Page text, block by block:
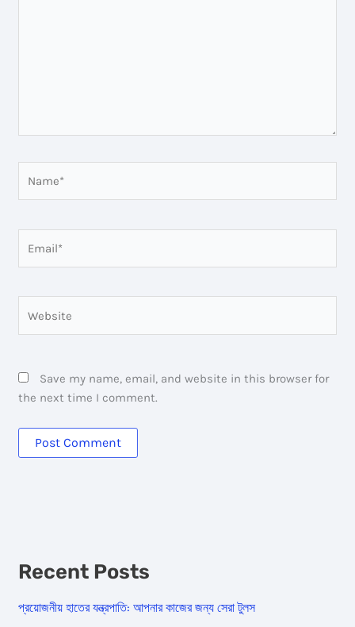
Save my name, email, and website in this browser for
the next time I comment.
Recent Posts
প্রয়োজনীয় হাতের যন্ত্রপাতি: আপনার কাজের জন্য সেরা টুলস